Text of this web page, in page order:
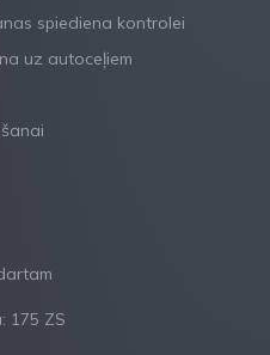
spiediena kontrolei
uz autoceļiem
175 ZS